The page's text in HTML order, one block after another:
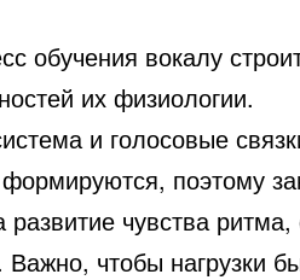
обучения вокалу
их физиологии.
и голосовые
поэтому
чувства ритма,
Важно, чтобы нагрузки